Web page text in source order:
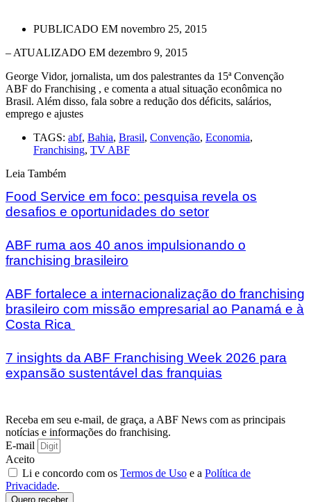
PUBLICADO EM novembro 25, 2015
– ATUALIZADO EM dezembro 9, 2015
George Vidor, jornalista, um dos palestrantes da 15ª Convenção
ABF do Franchising , e comenta a atual situação econômica no
Brasil. Além disso, fala sobre a redução dos déficits, salários,
emprego e ajustes
TAGS: abf, Bahia, Brasil, Convenção, Economia,
Franchising, TV ABF
Leia Também
Food Service em foco: pesquisa revela os
desafios e oportunidades do setor
ABF ruma aos 40 anos impulsionando o
franchising brasileiro
ABF fortalece a internacionalização do franchising
brasileiro com missão empresarial ao Panamá e à
Costa Rica
7 insights da ABF Franchising Week 2026 para
expansão sustentável das franquias
Receba em seu e-mail, de graça, a ABF News com as principais
notícias e informações do franchising.
E-mail
Aceito
Li e concordo com os Termos de Uso e a Política de
Privacidade.
Quero receber